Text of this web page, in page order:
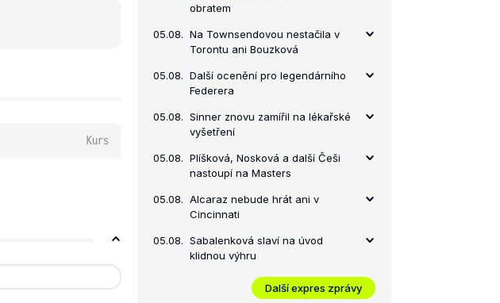
Kurs
obratem
05.08. Na Townsendovou nestačila v
Torontu ani Bouzková
05.08. Další ocenění pro legendárního
Federera
05.08. Sinner znovu zamířil na lékařské
vyšetření
05.08. Plíšková, Nosková a další Češi
nastoupí na Masters
05.08. Alcaraz nebude hrát ani v
Cincinnati
05.08. Sabalenková slaví na úvod
klidnou výhru
Další expres zprávy